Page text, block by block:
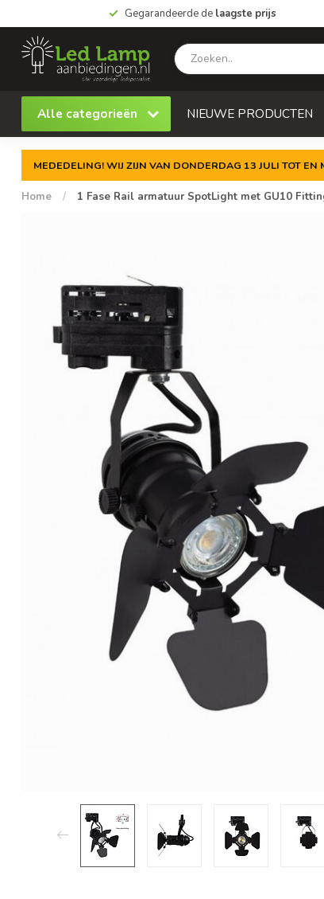
Gegarandeerde de laagste prijs
Alle categorieën NIEUWE PRODUCTEN
MEDEDELING! WIJ ZIJN VAN DONDERDAG 13 JULI TOT
Home / 1 Fase Rail armatuur SpotLight met GU10